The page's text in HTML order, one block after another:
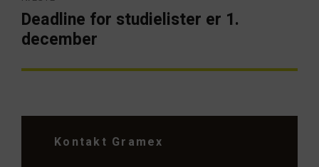
Næste
artikel:
Deadline for studielister er 1.
december
Kontakt Gramex